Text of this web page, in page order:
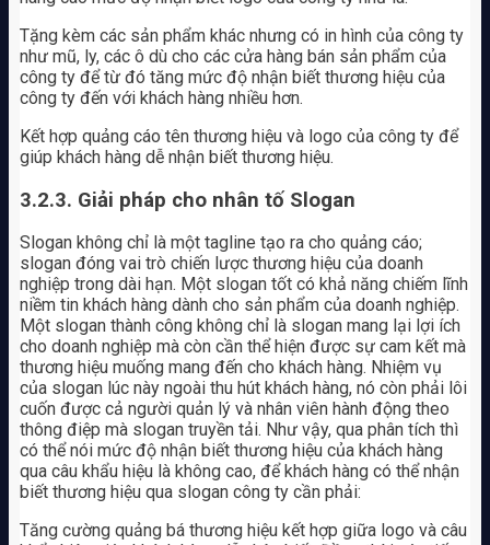
Tặng kèm các sản phẩm khác nhưng có in hình của công ty
như mũ, ly, các ô dù cho các cửa hàng bán sản phẩm của
công ty để từ đó tăng mức độ nhận biết thương hiệu của
công ty đến với khách hàng nhiều hơn.
Kết hợp quảng cáo tên thương hiệu và logo của công ty để
giúp khách hàng dễ nhận biết thương hiệu.
3.2.3. Giải pháp cho nhân tố Slogan
Slogan không chỉ là một tagline tạo ra cho quảng cáo;
slogan đóng vai trò chiến lược thương hiệu của doanh
nghiệp trong dài hạn. Một slogan tốt có khả năng chiếm lĩnh
niềm tin khách hàng dành cho sản phẩm của doanh nghiệp.
Một slogan thành công không chỉ là slogan mang lại lợi ích
cho doanh nghiệp mà còn cần thể hiện được sự cam kết mà
thương hiệu muống mang đến cho khách hàng. Nhiệm vụ
của slogan lúc này ngoài thu hút khách hàng, nó còn phải lôi
cuốn được cả người quản lý và nhân viên hành động theo
thông điệp mà slogan truyền tải. Như vậy, qua phân tích thì
có thể nói mức độ nhận biết thương hiệu của khách hàng
qua câu khẩu hiệu là không cao, để khách hàng có thể nhận
biết thương hiệu qua slogan công ty cần phải:
Tăng cường quảng bá thương hiệu kết hợp giữa logo và câu